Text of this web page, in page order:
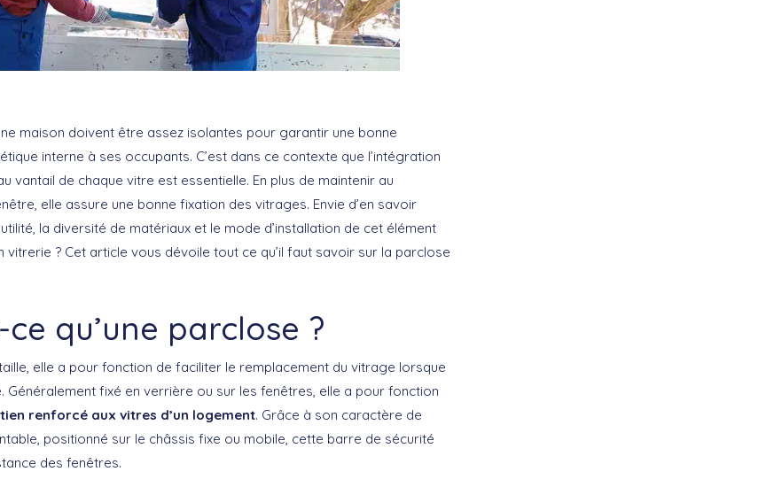
maison doivent être assez isolantes pour garantir une bonne
interne à ses occupants. C’est dans ce contexte que l’intégration
vantail de chaque vitre est essentielle. En plus de maintenir au
elle assure une bonne fixation des vitrages. Envie d’en savoir
la diversité de matériaux et le mode d’installation de cet élément
vitrerie ? Cet article vous dévoile tout ce qu’il faut savoir sur la parclose
ce qu’une parclose ?
elle a pour fonction de faciliter le remplacement du vitrage lorsque
Généralement fixé en verrière ou sur les fenêtres, elle a pour fonction
renforcé aux vitres d’un logement. Grâce à son caractère de
positionné sur le châssis fixe ou mobile, cette barre de sécurité
des fenêtres.